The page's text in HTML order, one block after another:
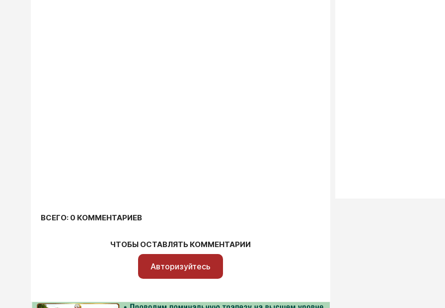
ВСЕГО: 0 КОММЕНТАРИЕВ
ЧТОБЫ ОСТАВЛЯТЬ КОММЕНТАРИИ
Авторизуйтесь